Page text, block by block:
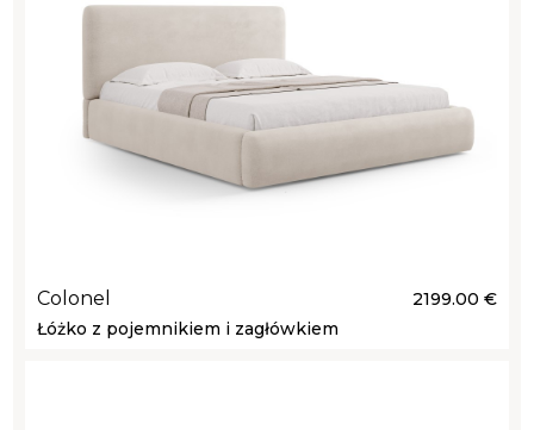
Colonel
2199.00 €
Łóżko z pojemnikiem i zagłówkiem